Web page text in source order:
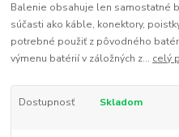
Balenie obsahuje len samostatné
súčasti ako káble, konektory,
potrebné použiť z pôvodného
výmenu batérií v záložných z... celý
Dostupnosť Skladom